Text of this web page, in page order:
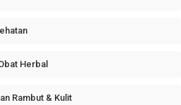
Herbal
Rambut & Kulit